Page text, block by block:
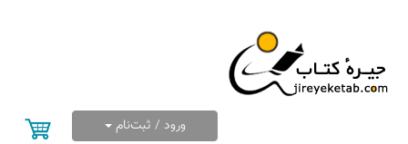
ورود / ثبت‌نام